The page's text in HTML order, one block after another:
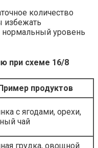
количество
избежать
уровень
при схеме 16/8
продуктов
с ягодами, орехи,
чай
грудка, овощной